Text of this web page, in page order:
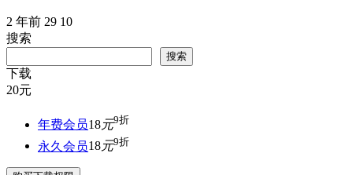
2 年前 29 10
搜索
搜索
下载
20元
年费会员18元9折
永久会员18元9折